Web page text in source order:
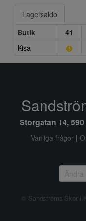
Lagersaldo
Butik
41
Kisa
Storgatan 14,
Vanliga frågor |
Ändra
© Sandströms Skor i